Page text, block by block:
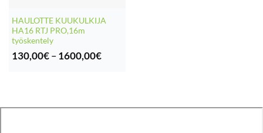
HAULOTTE KUUKULKIJA
HA16 RTJ PRO,16m
työskentely
130,00€ – 1600,00€Hintaluokka: